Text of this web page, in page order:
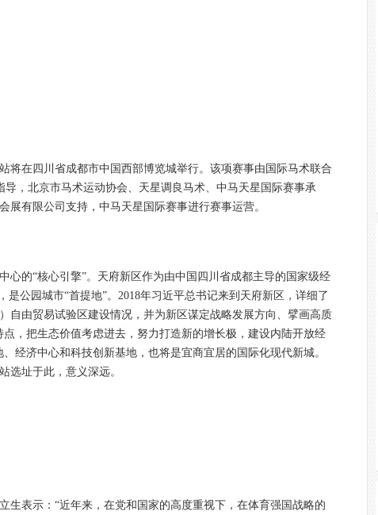
将在四川省成都市中国西部博览城举行。该项赛事由国际马术联合
，北京市马术运动协会、天星调良马术、中马天星国际赛事承
有限公司支持，中马天星国际赛事进行赛事运营。
心的“核心引擎”。天府新区作为由中国四川省成都主导的国家级经
公园城市“首提地”。2018年习近平总书记来到天府新区，详细了
自由贸易试验区建设情况，并为新区谋定战略发展方向、擘画高质
，把生态价值考虑进去，努力打造新的增长极，建设内陆开放经
经济中心和科技创新基地，也将是宜商宜居的国际化现代新城。
选址于此，意义深远。
生表示：“近年来，在党和国家的高度重视下，在体育强国战略的